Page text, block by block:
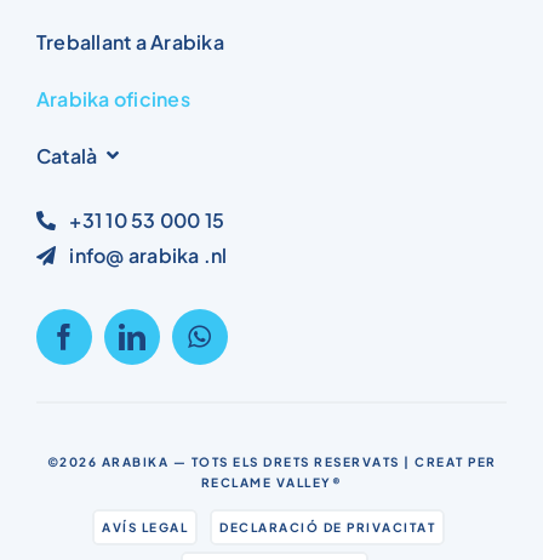
Treballant a Arabika
Arabika oficines
Català
+31 10 53 000 15
info@ arabika .nl
©2026 ARABIKA — TOTS ELS DRETS RESERVATS | CREAT PER
RECLAME VALLEY®
AVÍS LEGAL DECLARACIÓ DE PRIVACITAT